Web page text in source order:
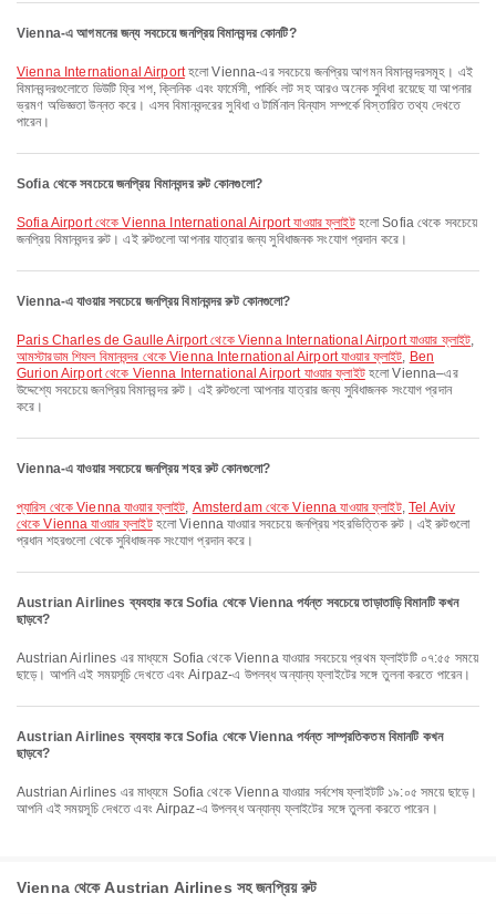
Vienna-এ আগমনের জন্য সবচেয়ে জনপ্রিয় বিমানবন্দর কোনটি?
Vienna International Airportহলো Vienna-এর সবচেয়ে জনপ্রিয় আগমন বিমানবন্দরসমূহ। এই
বিমানবন্দরগুলোতে ডিউটি ফ্রি শপ, ক্লিনিক এবং ফার্মেসী, পার্কিং লট সহ আরও অনেক সুবিধা রয়েছে যা আপনার
ভ্রমণ অভিজ্ঞতা উন্নত করে। এসব বিমানবন্দরের সুবিধা ও টার্মিনাল বিন্যাস সম্পর্কে বিস্তারিত তথ্য দেখতে
পারেন।
Sofia থেকে সবচেয়ে জনপ্রিয় বিমানবন্দর রুট কোনগুলো?
Sofia Airport থেকে Vienna International Airport যাওয়ার ফ্লাইটহলো Sofia থেকে সবচেয়ে
জনপ্রিয় বিমানবন্দর রুট। এই রুটগুলো আপনার যাত্রার জন্য সুবিধাজনক সংযোগ প্রদান করে।
Vienna-এ যাওয়ার সবচেয়ে জনপ্রিয় বিমানবন্দর রুট কোনগুলো?
Paris Charles de Gaulle Airport থেকে Vienna International Airport যাওয়ার ফ্লাইট,
আমস্টারডাম শিফল বিমানবন্দর থেকে Vienna International Airport যাওয়ার ফ্লাইট, Ben
Gurion Airport থেকে Vienna International Airport যাওয়ার ফ্লাইটহলো Vienna–এর
উদ্দেশ্যে সবচেয়ে জনপ্রিয় বিমানবন্দর রুট। এই রুটগুলো আপনার যাত্রার জন্য সুবিধাজনক সংযোগ প্রদান
করে।
Vienna-এ যাওয়ার সবচেয়ে জনপ্রিয় শহর রুট কোনগুলো?
প্যারিস থেকে Vienna যাওয়ার ফ্লাইট, Amsterdam থেকে Vienna যাওয়ার ফ্লাইট, Tel Aviv
থেকে Vienna যাওয়ার ফ্লাইটহলো Vienna যাওয়ার সবচেয়ে জনপ্রিয় শহরভিত্তিক রুট। এই রুটগুলো
প্রধান শহরগুলো থেকে সুবিধাজনক সংযোগ প্রদান করে।
Austrian Airlines ব্যবহার করে Sofia থেকে Vienna পর্যন্ত সবচেয়ে তাড়াতাড়ি বিমানটি কখন
ছাড়বে?
Austrian Airlines এর মাধ্যমে Sofia থেকে Vienna যাওয়ার সবচেয়ে প্রথম ফ্লাইটটি ০৭:৫৫ সময়ে
ছাড়ে। আপনি এই সময়সূচি দেখতে এবং Airpaz-এ উপলব্ধ অন্যান্য ফ্লাইটের সঙ্গে তুলনা করতে পারেন।
Austrian Airlines ব্যবহার করে Sofia থেকে Vienna পর্যন্ত সাম্প্রতিকতম বিমানটি কখন
ছাড়বে?
Austrian Airlines এর মাধ্যমে Sofia থেকে Vienna যাওয়ার সর্বশেষ ফ্লাইটটি ১৯:০৫ সময়ে ছাড়ে।
আপনি এই সময়সূচি দেখতে এবং Airpaz-এ উপলব্ধ অন্যান্য ফ্লাইটের সঙ্গে তুলনা করতে পারেন।
Vienna থেকে Austrian Airlines সহ জনপ্রিয় রুট